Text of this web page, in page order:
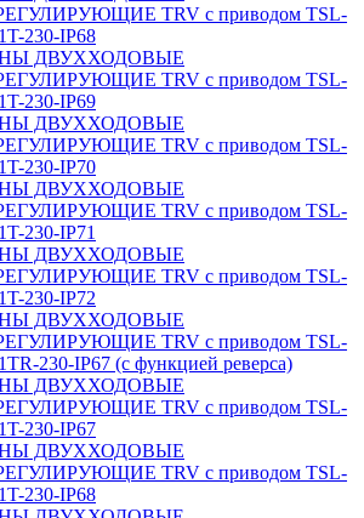
TRV с приводом TSL-
230-IP68
ДВУХХОДОВЫЕ
TRV с приводом TSL-
230-IP69
ДВУХХОДОВЫЕ
TRV с приводом TSL-
230-IP70
ДВУХХОДОВЫЕ
TRV с приводом TSL-
230-IP71
ДВУХХОДОВЫЕ
TRV с приводом TSL-
230-IP72
ДВУХХОДОВЫЕ
TRV с приводом TSL-
230-IP67 (с функцией реверса)
ДВУХХОДОВЫЕ
TRV с приводом TSL-
230-IP67
ДВУХХОДОВЫЕ
TRV с приводом TSL-
230-IP68